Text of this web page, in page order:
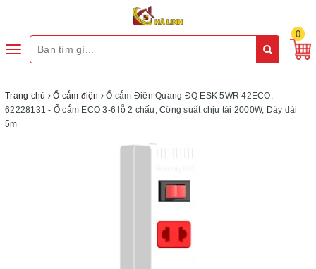
Toggle
0
Trang chủ Ổ cắm điện
Ổ cắm Điện Quang ĐQ ESK 5WR 42ECO,
62228131 - Ổ cắm ECO 3-6 lỗ 2 chấu, Công suất chịu tải 2000W, Dây dài
5m